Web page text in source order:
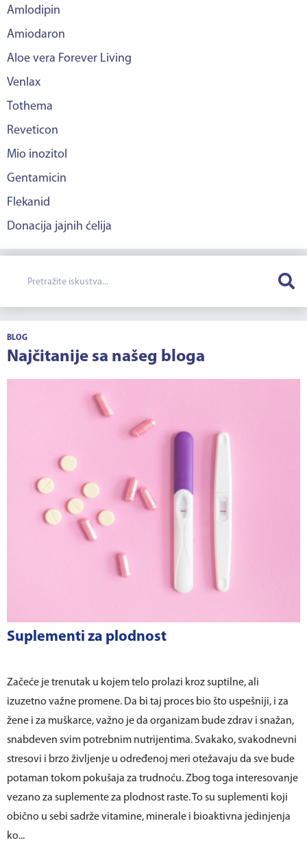
Amlodipin
Amiodaron
Aloe vera Forever Living
Venlax
Tothema
Reveticon
Mio inozitol
Gentamicin
Flekanid
Donacija jajnih ćelija
BLOG
Najčitanije sa našeg bloga
Suplementi za plodnost
Začeće je trenutak u kojem telo prolazi kroz suptilne, ali
izuzetno važne promene. Da bi taj proces bio što uspešniji, i za
žene i za muškarce, važno je da organizam bude zdrav i snažan,
snabdeven svim potrebnim nutrijentima. Svakako, svakodnevni
stresovi i brzo življenje u određenoj meri otežavaju da sve bude
potaman tokom pokušaja za trudnoću. Zbog toga interesovanje
vezano za suplemente za plodnost raste. To su suplementi koji
obično u sebi sadrže vitamine, minerale i bioaktivna jedinjenja
ko...